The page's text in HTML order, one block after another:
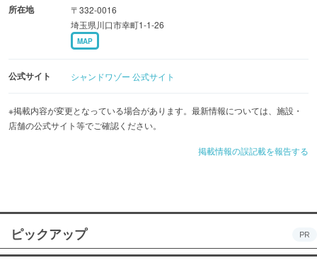
所在地
〒332-0016
埼玉県川口市幸町1-1-26
MAP
公式サイト シャンドワゾー 公式サイト
※掲載内容が変更となっている場合があります。最新情報については、施設・
店舗の公式サイト等でご確認ください。
掲載情報の誤記載を報告する
ピックアップ PR